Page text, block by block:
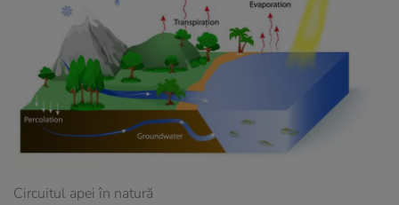
Circuitul apei în natură